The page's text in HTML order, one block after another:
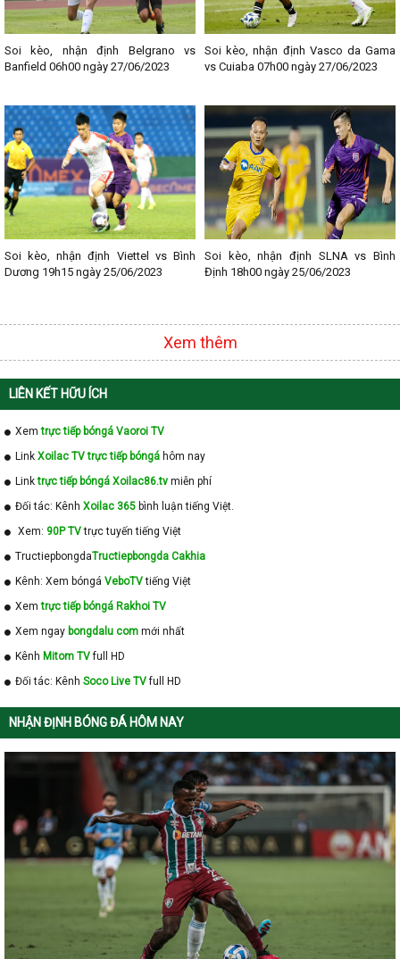
Lịch thi đấu bóng đá các giải nổi bật:
- Lịch thi đấu Ngoại hạng Anh
- Lịch thi đấu La Liga
- Lịch thi đấu Bundesliga
- Lịch thi đấu V - League
- Lịch thi đấu Cup C1
Soi kèo, nhận định Belgrano vs
Banfield 06h00 ngày 27/06/2023
Soi kèo, nhận định Vasco da Gama
vs Cuiaba 07h00 ngày 27/06/2023
Soi kèo, nhận định Viettel vs Bình
Dương 19h15 ngày 25/06/2023
Soi kèo, nhận định SLNA vs Bình
Định 18h00 ngày 25/06/2023
Xem thêm
LIÊN KẾT HỮU ÍCH
Xemtrực tiếp bóngá Vaoroi TV
Link Xoilac TV trực tiếp bóngá hôm nay
Linktrực tiếp bóngá Xoilac86.tv miễn phí
Đối tác: Kênh Xoilac 365 bình luận tiếng Việt.
Xem: 90P TVtrực tuyến tiếng Việt
TructiepbongdaTructiepbongda Cakhia
Kênh: Xem bóngá VeboTVtiếng Việt
Xemtrực tiếp bóngá Rakhoi TV
Xem ngay bongdalu com mới nhất
Kênh Mitom TVfull HD
Đối tác: Kênh Soco Live TVfull HD
NHẬN ĐỊNH BÓNG ĐÁ HÔM NAY